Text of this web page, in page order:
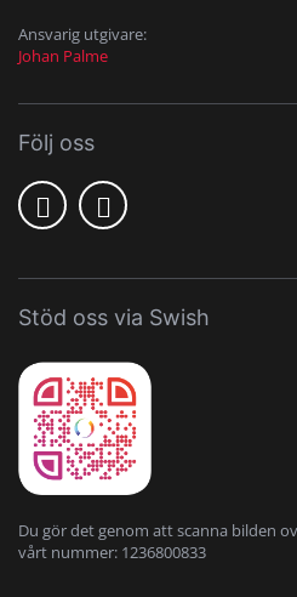
Ansvarig utgivare:
Johan Palme
Följ oss
Stöd oss via Swish
Du gör det genom att scanna bilden
vårt nummer: 1236800833